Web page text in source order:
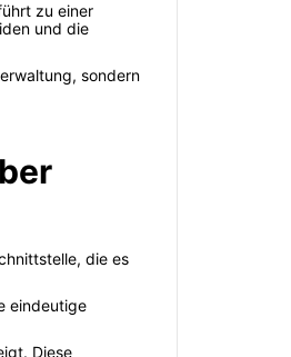
zu einer
und die
sondern
die es
eindeutige
Diese